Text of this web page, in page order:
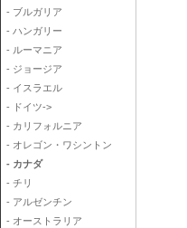
- ブルガリア
- ハンガリー
- ルーマニア
- ジョージア
- イスラエル
- ドイツ->
- カリフォルニア
- オレゴン・ワシントン
- カナダ
- チリ
- アルゼンチン
- オーストラリア